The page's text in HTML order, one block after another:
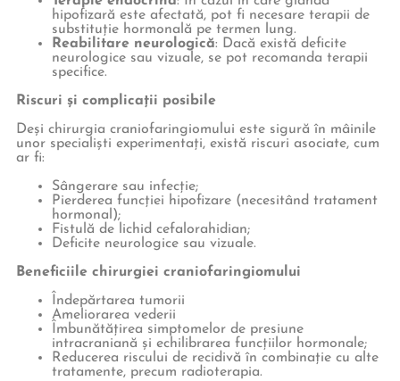
hipofizară este afectată, pot fi necesare terapii de
substituție hormonală pe termen lung.
Reabilitare neurologică: Dacă există deficite
neurologice sau vizuale, se pot recomanda terapii
specifice.
Riscuri și complicații posibile
Deși chirurgia craniofaringiomului este sigură în mâinile
unor specialiști experimentați, există riscuri asociate, cum
ar fi:
Sângerare sau infecție;
Pierderea funcției hipofizare (necesitând tratament
hormonal);
Fistulă de lichid cefalorahidian;
Deficite neurologice sau vizuale.
Beneficiile chirurgiei craniofaringiomului
Îndepărtarea tumorii
Ameliorarea vederii
Îmbunătățirea simptomelor de presiune
intracraniană și echilibrarea funcțiilor hormonale;
Reducerea riscului de recidivă în combinație cu alte
tratamente, precum radioterapia.